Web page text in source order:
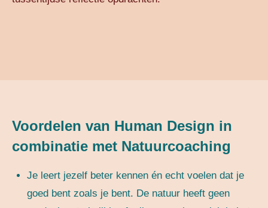
Voordelen van Human Design in
combinatie met Natuurcoaching
Je leert jezelf beter kennen én echt voelen dat je
goed bent zoals je bent. De natuur heeft geen